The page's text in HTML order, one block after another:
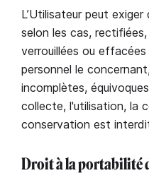
L’Utilisateur peut
selon les cas,
verrouillées ou
personnel le
incomplètes,
collecte, l'utilisation, la
conservation est
Droit à la portabilité